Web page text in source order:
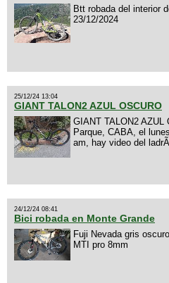
Btt robada del interior
23/12/2024
25/12/24 13:04
GIANT TALON2 AZUL OSCURO
GIANT TALON2 AZUL
Parque, CABA, el
am, hay video del
24/12/24 08:41
Bici robada en Monte Grande
Fuji Nevada gris
MTI pro 8mm